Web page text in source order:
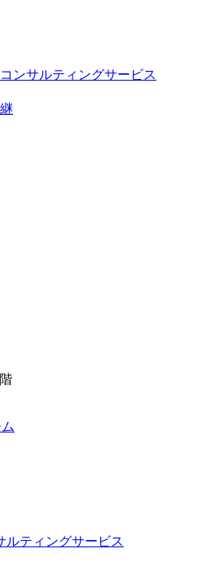
ンサルティングサービス
ルティングサービス